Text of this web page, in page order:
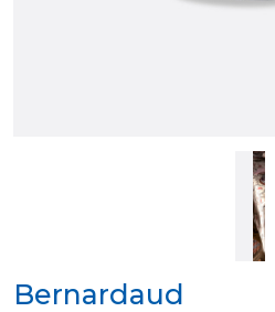
Bernardaud